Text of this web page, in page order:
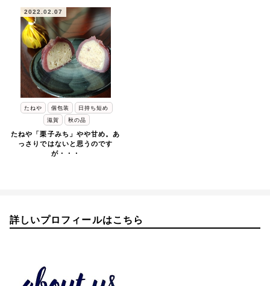
2022.02.07
たねや 個包装
日持ち短め
滋賀
秋の品
たねや「栗子みち」やや甘め。あ
っさりではないと思うのです
が・・・
詳しいプロフィールはこちら